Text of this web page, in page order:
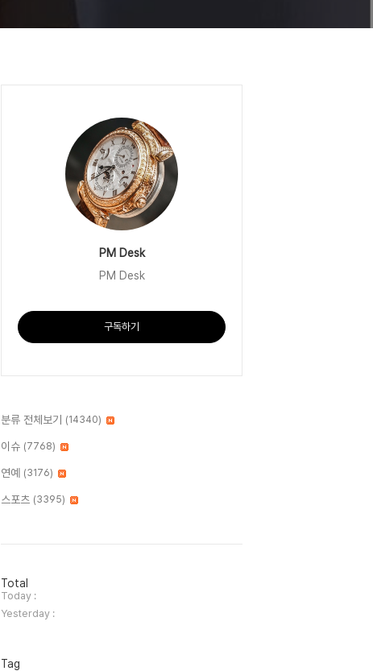
PM Desk
PM Desk
구독하기
분류 전체보기 (14340)
이슈 (7768)
연예 (3176)
스포츠 (3395)
방
문
자
수
Total
Today :
Yesterday :
Tag